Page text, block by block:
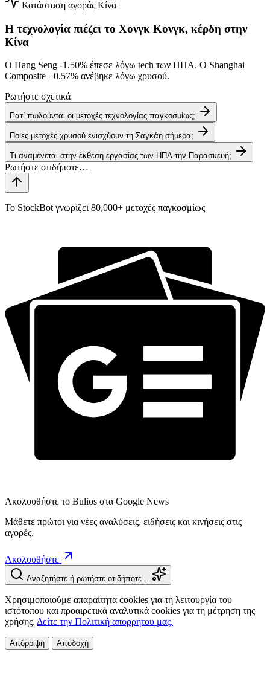
Κατάσταση αγοράς Κίνα
Η τεχνολογία πιέζει το Χονγκ Κονγκ, κέρδη στην
Κίνα
Ο Hang Seng -1.50% έπεσε λόγω tech των ΗΠΑ. Ο Shanghai
Composite +0.57% ανέβηκε λόγω χρυσού.
Ρωτήστε σχετικά
Γιατί πωλούνται οι μετοχές τεχνολογίας παγκοσμίως;
Ποιες μετοχές χρυσού ενισχύουν τη Σαγκάη σήμερα;
Τι αναμένεται στην έκθεση εργασίας των ΗΠΑ την Παρασκευή;
Το StockBot γνωρίζει 80,000+ μετοχές παγκοσμίως
Ακολουθήστε το Bulios στα Google News
Μάθετε πρώτοι για νέες αναλύσεις, ειδήσεις και κινήσεις στις
αγορές.
Ακολουθήστε
Αναζητήστε ή ρωτήστε οτιδήποτε…
Χρησιμοποιούμε απαραίτητα cookies για τη λειτουργία του
ιστότοπου και προαιρετικά αναλυτικά cookies για τη μέτρηση της
χρήσης. Δείτε την Πολιτική απορρήτου μας.
Απόρριψη Αποδοχή